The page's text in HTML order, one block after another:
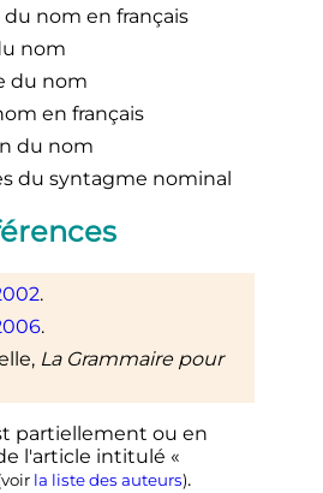
nom en français
nom
du nom
en français
du nom
du syntagme nominal
.
.
La Grammaire pour
partiellement ou en
l'article intitulé «
la liste des auteurs).